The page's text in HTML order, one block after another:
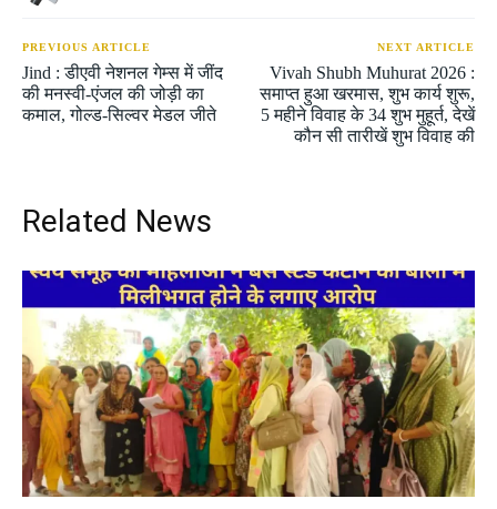
PREVIOUS ARTICLE
Jind : डीएवी नेशनल गेम्स में जींद
की मनस्वी-एंजल की जोड़ी का
कमाल, गोल्ड-सिल्वर मेडल जीते
NEXT ARTICLE
Vivah Shubh Muhurat 2026 :
समाप्त हुआ खरमास, शुभ कार्य शुरू,
5 महीने विवाह के 34 शुभ मुहूर्त, देखें
कौन सी तारीखें शुभ विवाह की
Related News